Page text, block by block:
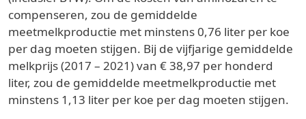
compenseren, zou de gemiddelde
meetmelkproductie met minstens 0,76 liter per koe
per dag moeten stijgen. Bij de vijfjarige gemiddelde
melkprijs (2017 – 2021) van € 38,97 per honderd
liter, zou de gemiddelde meetmelkproductie met
minstens 1,13 liter per koe per dag moeten stijgen.